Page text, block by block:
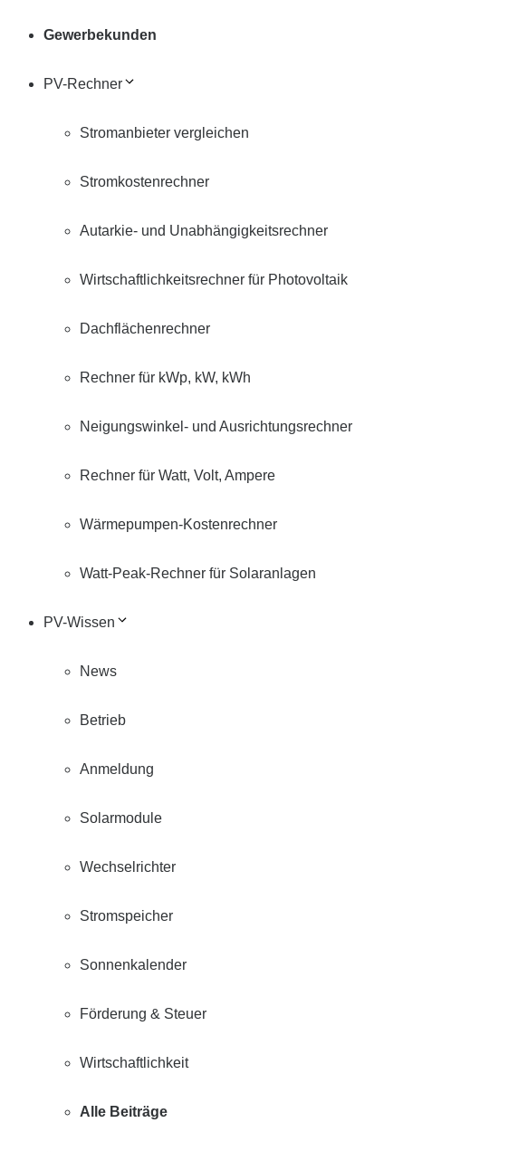
Gewerbekunden
PV-Rechner
Stromanbieter vergleichen
Stromkostenrechner
Autarkie- und Unabhängigkeitsrechner
Wirtschaftlichkeitsrechner für Photovoltaik
Dachflächenrechner
Rechner für kWp, kW, kWh
Neigungswinkel- und Ausrichtungsrechner
Rechner für Watt, Volt, Ampere
Wärmepumpen-Kostenrechner
Watt-Peak-Rechner für Solaranlagen
PV-Wissen
News
Betrieb
Anmeldung
Solarmodule
Wechselrichter
Stromspeicher
Sonnenkalender
Förderung & Steuer
Wirtschaftlichkeit
Alle Beiträge